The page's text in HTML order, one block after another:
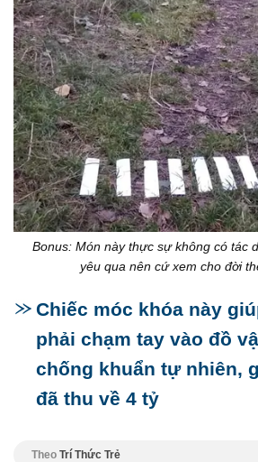
Bonus: Món này thực sự không có tác
yêu qua nên cứ xem cho đời
Chiếc móc khóa này
phải chạm tay vào đồ
chống khuẩn tự nhiên,
đã thu về 4 tỷ
Theo Trí Thức Trẻ